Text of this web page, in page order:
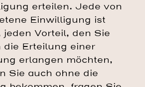
erteilen. Jede von
Einwilligung ist
jeden Vorteil, den Sie
die Erteilung einer
erlangen möchten,
Sie auch ohne die